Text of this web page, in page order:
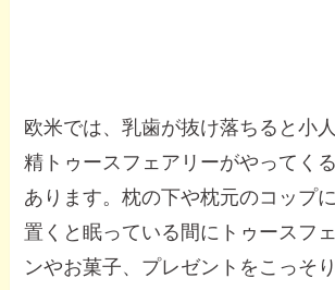
欧米では、乳歯が抜け落ちると小
精トゥースフェアリーがやってく
あります。枕の下や枕元のコップ
置くと眠っている間にトゥースフ
ンやお菓子、プレゼントをこっそ